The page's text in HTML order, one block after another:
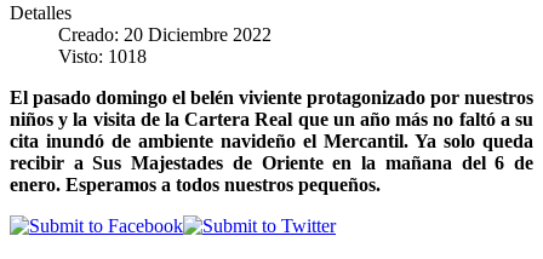
Detalles
Creado: 20 Diciembre 2022
Visto: 1018
El pasado domingo el belén viviente protagonizado por nuestros
niños y la visita de la Cartera Real que un año más no faltó a su
cita inundó de ambiente navideño el Mercantil. Ya solo queda
recibir a Sus Majestades de Oriente en la mañana del 6 de
enero. Esperamos a todos nuestros pequeños.